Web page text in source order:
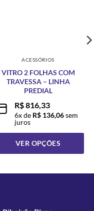
ACESSÓRIOS
VITRO 2 FOLHAS COM
TRAVESSA – LINHA
PREDIAL
R$816,33
6x de R$136,06sem
juros
VER OPÇÕES